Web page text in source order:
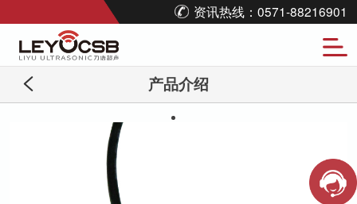
资讯热线：0571-88216901
产品介绍